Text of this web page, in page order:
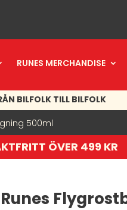
RUNES MERCHANDISE
BILFOLK TILL BILFOLK
500ml
ÖVER 499 KR
Runes